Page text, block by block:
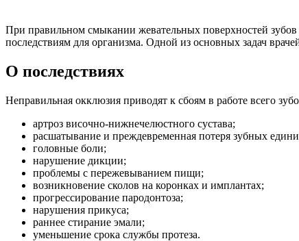
При правильном смыкании жевательных поверхностей
последствиям для организма. Одной из основных задач
О последствиях
Неправильная окклюзия приводят к сбоям в работе всего
артроз височно-нижнечелюстного сустава;
расшатывание и преждевременная потеря зубных
головные боли;
нарушение дикции;
проблемы с пережевыванием пищи;
возникновение сколов на коронках и имплантах;
прогрессирование пародонтоза;
нарушения прикуса;
раннее стирание эмали;
уменьшение срока службы протеза.